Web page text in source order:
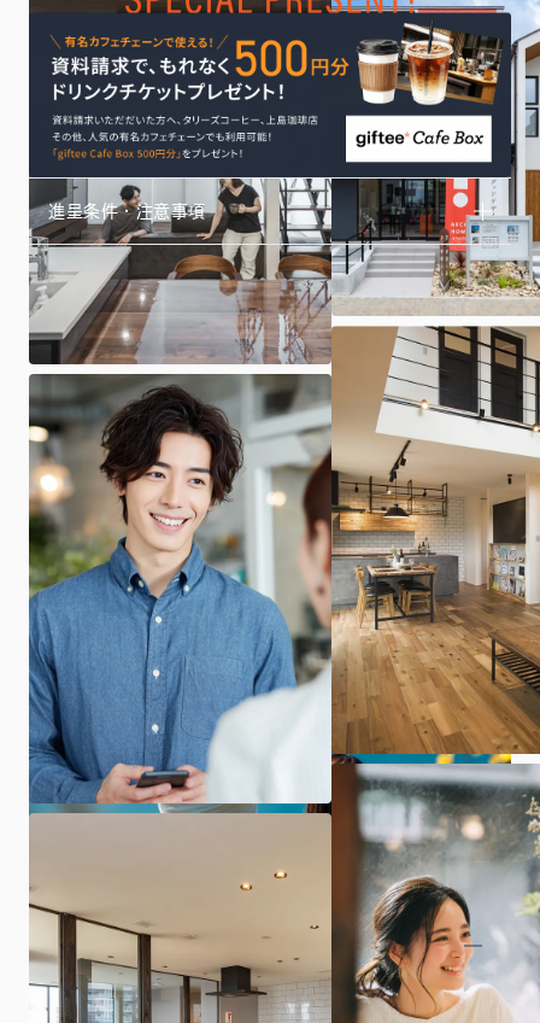
進呈条件・注意事項
ARCHIの家づくり